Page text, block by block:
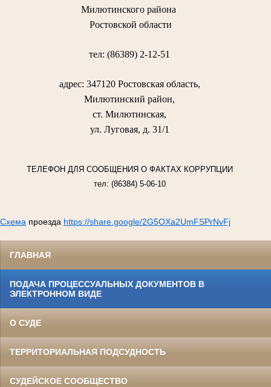
Милютинского района
Ростовской области
тел: (86389) 2-12-51
адрес: 347120 Ростовская область,
Милютинский район,
ст. Милютинская,
ул. Луговая, д. 31/1
ТЕЛЕФОН ДЛЯ СООБЩЕНИЯ О ФАКТАХ КОРРУПЦИИ
тел: (86384) 5-06-10
Схема проезда https://share.google/2G5OXa2UmFSPrNvFj
ГЛАВНАЯ
ПОДАЧА ПРОЦЕССУАЛЬНЫХ ДОКУМЕНТОВ В
ЭЛЕКТРОННОМ ВИДЕ
О СУДЕ
ТЕРРИТОРИАЛЬНАЯ ПОДСУДНОСТЬ
СУДЕЙСКОЕ СООБЩЕСТВО